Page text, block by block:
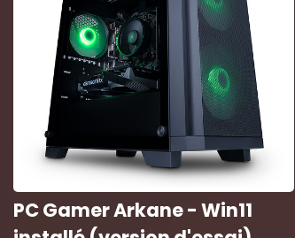
PC Gamer Arkane - Win11